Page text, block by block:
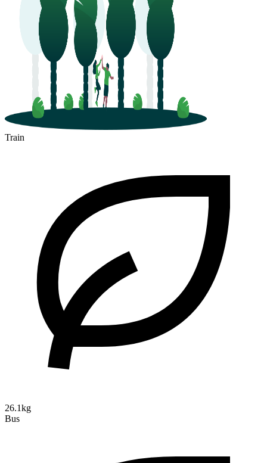
Train
26.1kg
Bus